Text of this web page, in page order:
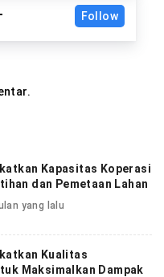
Follow
Kapasitas Koperasi
dan Pemetaan Lahan
yang lalu
Kualitas
Maksimalkan Dampak